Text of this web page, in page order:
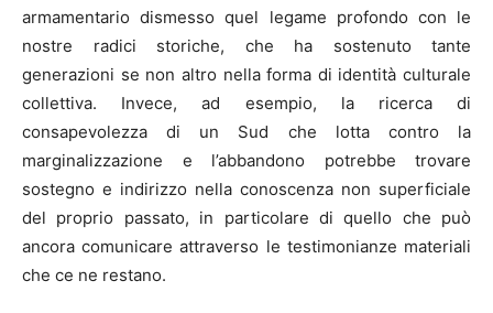
armamentario dismesso quel legame profondo con le
nostre radici storiche, che ha sostenuto tante
generazioni se non altro nella forma di identità culturale
collettiva. Invece, ad esempio, la ricerca di
consapevolezza di un Sud che lotta contro la
marginalizzazione e l’abbandono potrebbe trovare
sostegno e indirizzo nella conoscenza non superficiale
del proprio passato, in particolare di quello che può
ancora comunicare attraverso le testimonianze materiali
che ce ne restano.